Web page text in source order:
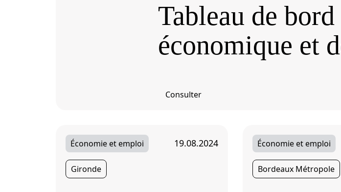
Tableau de
économique et
Consulter
Économie et emploi 19.08.2024
Gironde
Économie et emploi
Bordeaux Métropole